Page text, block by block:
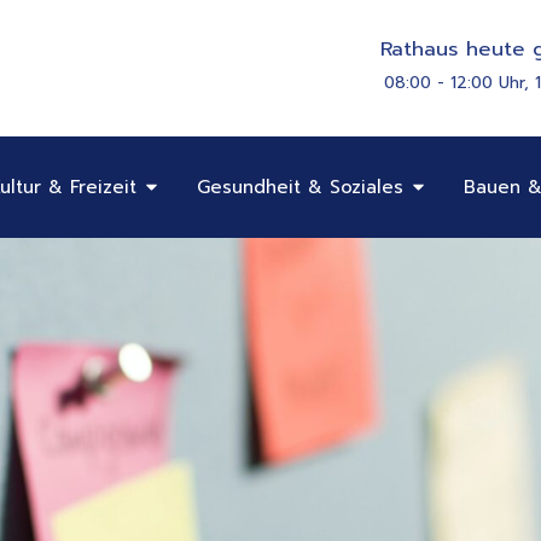
Rathaus heute
08:00 - 12:00 Uhr,
& Freizeit Öffne Bildung, Kultur & Freizeit
Gesundheit & Soziales Öffne Bauen